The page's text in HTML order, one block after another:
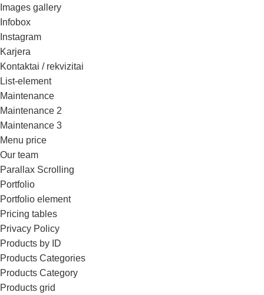
Images gallery
Infobox
Instagram
Karjera
Kontaktai / rekvizitai
List-element
Maintenance
Maintenance 2
Maintenance 3
Menu price
Our team
Parallax Scrolling
Portfolio
Portfolio element
Pricing tables
Privacy Policy
Products by ID
Products Categories
Products Category
Products grid